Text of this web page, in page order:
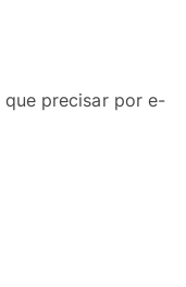
que precisar por e-